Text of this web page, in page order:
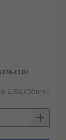
C107
Kr. 2.992,00/enhed